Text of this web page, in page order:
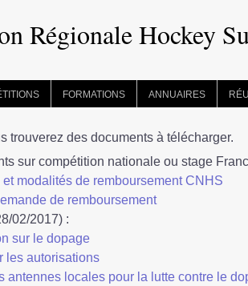
Régionale Hockey
FORMATIONS ANNUAIRES
trouverez des documents à télécharger.
sur compétition nationale ou stage
et modalités de remboursement CNHS
de remboursement
02/2017) :
sur le dopage
les autorisations
antennes locales pour la lutte contre le